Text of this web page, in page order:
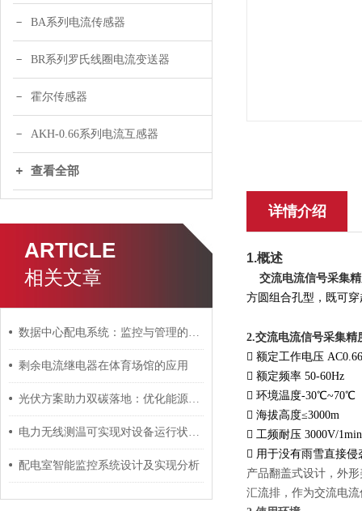
BA系列电流传感器
BR系列罗氏线圈电流变送器
霍尔传感器
AKH-0.66系列电流互感器
查看全部
ARTICLE
相关文章
数据中心配电系统：监控与管理的关键
剩余电流继电器在体育场馆的应用
光伏方案助力双碳落地：优化能源供给结构与供电可靠性
电力无线测温可实现对设备运行状态的远程监控
配电室智能监控系统设计及实现分析
详情介绍
1.概述
交流电流信号采集
方圆组合孔型，既可
2.交流电流信号采集精
 额定工作电压
 额定频率 50-60Hz
 环境温度-30℃~70℃
 海拔高度≤3000m
 工频耐压 3000V/
 用于没有雨雪直接
产品翻盖式设计，外
汇流排，作为交流电